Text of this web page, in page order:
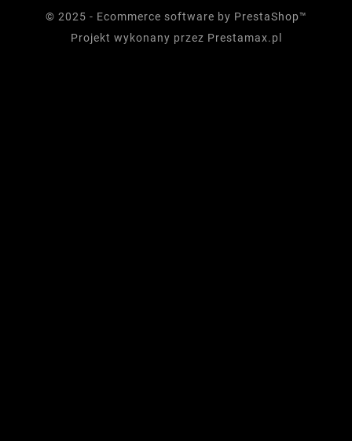
© 2025 - Ecommerce software by PrestaShop™
Projekt wykonany przez Prestamax.pl